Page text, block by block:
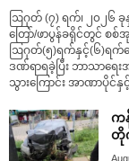
ဩဂုတ် (၇) ရက်၊ ၂၀၂၆
တြော်/ဖာပွန်ခရိုင်တွင်
ဩဂုတ်(၅)ရက်နှင့်(၆)ရက်န
ဒဏ်ရာရခဲ့ပြီး ဘာသာရ
သွားကြောင်း အာဏာပို
က
တို